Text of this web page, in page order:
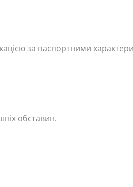
за паспортними
обставин.